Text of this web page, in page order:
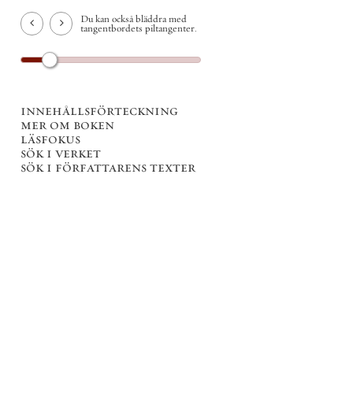
Du kan också bläddra med
tangentbordets piltangenter.
innehållsförteckning
mer om boken
läsfokus
sök i verket
sök i författarens texter